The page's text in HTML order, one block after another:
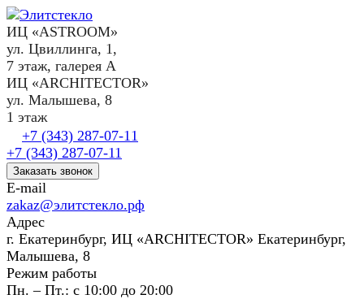
ИЦ «ASTROOM»
ул. Цвиллинга, 1,
7 этаж, галерея А
ИЦ «ARCHITECTOR»
ул. Малышева, 8
1 этаж
+7 (343) 287-07-11
+7 (343) 287-07-11
Заказать звонок
E-mail
zakaz@элитстекло.рф
Адрес
г. Екатеринбург, ИЦ «ARCHITECTOR» Екатеринбург,
Малышева, 8
Режим работы
Пн. – Пт.: с 10:00 до 20:00